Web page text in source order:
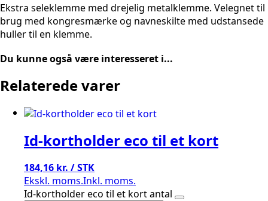
Ekstra seleklemme med drejelig metalklemme. Velegnet til
brug med kongresmærke og navneskilte med udstansede
huller til en klemme.
Du kunne også være interesseret i...
Relaterede varer
Id-kortholder eco til et kort
184,16 kr. / STK
Ekskl. moms.Inkl. moms.
Id-kortholder eco til et kort antal